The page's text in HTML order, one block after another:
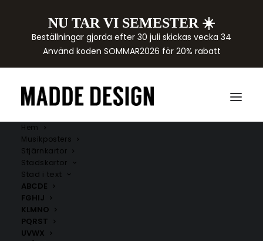
NU TAR VI SEMESTER ☀️
Beställningar gjorda efter 30 juli skickas vecka 34
Använd koden SOMMAR2026 för 20% rabatt
Hem
Musikposters
Stjärnkartor
Stadskartor
Stad i text
ABCDE
FGHIJ
KLMNO
PQRST
UVWX